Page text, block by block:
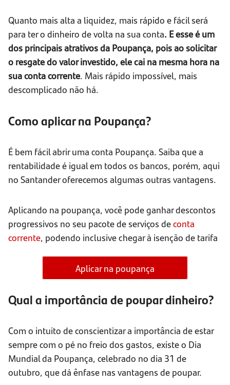
Quanto mais alta a liquidez, mais rápido e fácil será
para ter o dinheiro de volta na sua conta. E esse é um
dos principais atrativos da Poupança, pois ao solicitar
o resgate do valor investido, ele cai na mesma hora na
sua conta corrente. Mais rápido impossível, mais
descomplicado não há.
Como aplicar na Poupança?
É bem fácil abrir uma conta Poupança. Saiba que a
rentabilidade é igual em todos os bancos, porém, aqui
no Santander oferecemos algumas outras vantagens.
Aplicando na poupança, você pode ganhar descontos
progressivos no seu pacote de serviços deconta
corrente, podendo inclusive chegar à isenção de tarifa
Aplicar na poupança
Qual a importância de poupar dinheiro?
Com o intuito de conscientizar a importância de estar
sempre com o pé no freio dos gastos, existe o Dia
Mundial da Poupança, celebrado no dia 31 de
outubro, que dá ênfase nas vantagens de poupar.